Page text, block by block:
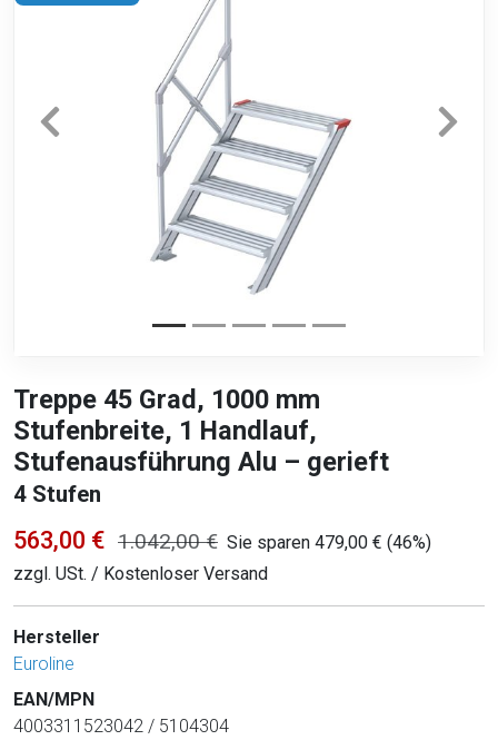
Treppe 45 Grad, 1000 mm
Stufenbreite, 1 Handlauf,
Stufenausführung Alu – gerieft
4 Stufen
563,00 € 1.042,00 € Sie sparen 479,00 € (46%)
zzgl. USt. / Kostenloser Versand
Hersteller
Euroline
EAN/MPN
4003311523042 / 5104304